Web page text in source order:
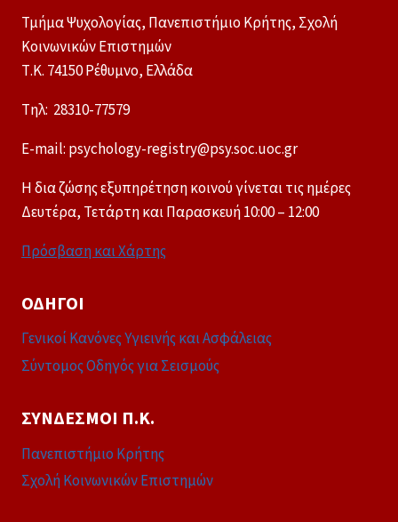
Τμήμα Ψυχολογίας, Πανεπιστήμιο Κρήτης, Σχολή
Κοινωνικών Επιστημών
Τ.Κ. 74150 Ρέθυμνο, Ελλάδα
Tηλ: 28310-77579
E-mail: psychology-registry@psy.soc.uoc.gr
Η δια ζώσης εξυπηρέτηση κοινού γίνεται τις ημέρες
Δευτέρα, Τετάρτη και Παρασκευή 10:00 – 12:00
Πρόσβαση και Χάρτης
ΟΔΗΓΟΊ
Γενικοί Κανόνες Υγιεινής και Ασφάλειας
Σύντομος Οδηγός για Σεισμούς
ΣΎΝΔΕΣΜΟΙ Π.Κ.
Πανεπιστήμιο Κρήτης
Σχολή Κοινωνικών Επιστημών